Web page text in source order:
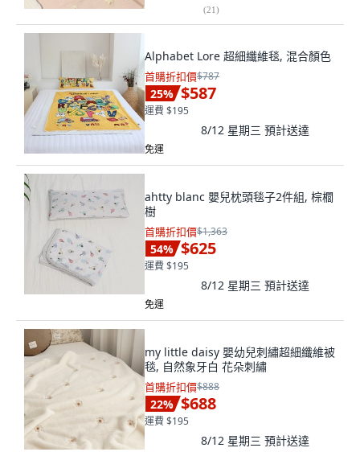
(21)
Alphabet Lore 超細纖維毯, 混合顏色
首購折扣價$787
25% $587
運費 $195
8/12 星期三 預計送達
免運
ahtty blanc 嬰兒枕頭毯子2件組, 棕櫚
樹
首購折扣價$1,363
54% $625
運費 $195
8/12 星期三 預計送達
免運
my little daisy 嬰幼兒刺繡超細纖維被
毯, 自然象牙白 花朵刺繡
首購折扣價$888
22% $688
運費 $195
8/12 星期三 預計送達